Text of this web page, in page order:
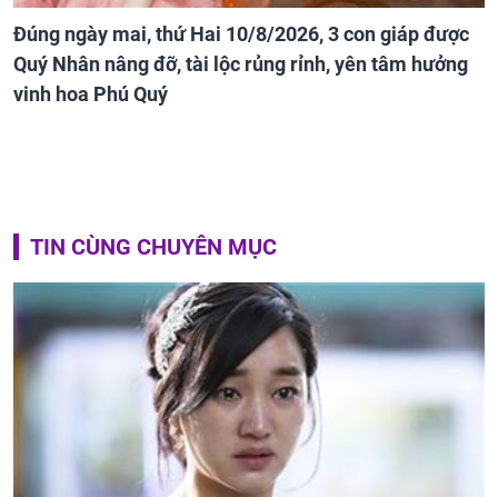
Đúng ngày mai, thứ Hai 10/8/2026, 3 con giáp được
Quý Nhân nâng đỡ, tài lộc rủng rỉnh, yên tâm hưởng
vinh hoa Phú Quý
TIN CÙNG CHUYÊN MỤC